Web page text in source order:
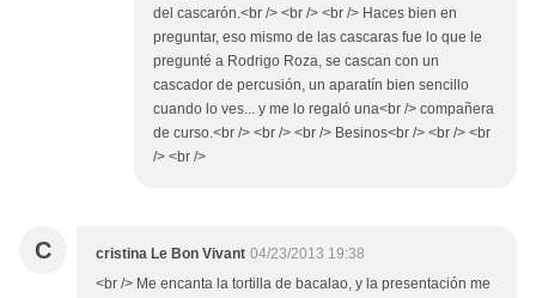
del cascarón.<br /> <br /> <br /> Haces bien en
preguntar, eso mismo de las cascaras fue lo que le
pregunté a Rodrigo Roza, se cascan con un
cascador de percusión, un aparatín bien sencillo
cuando lo ves... y me lo regaló una<br /> compañera
de curso.<br /> <br /> <br /> Besinos<br /> <br /> <br
/> <br />
C cristina Le Bon Vivant 04/23/2013 19:38
<br /> Me encanta la tortilla de bacalao, y la presentación me